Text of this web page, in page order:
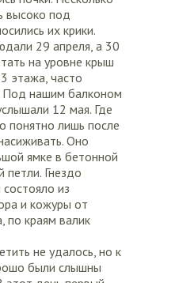
высоко под
их крики.
29 апреля, а 30
на уровне крыш
этажа, часто
Под нашим балконом
12 мая. Где
понятно лишь после
Оно
ямке в бетонной
Гнездо
из
и кожуры от
по краям валик
не удалось, но к
были слышны